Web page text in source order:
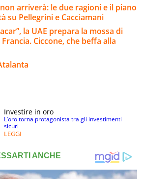
arriverà: le due ragioni e il piano
su Pellegrini e Cacciamani
la UAE prepara la mossa di
Ciccone, che beffa alla
Investire in oro
L’oro torna protagonista tra gli investimenti
sicuri
LEGGI